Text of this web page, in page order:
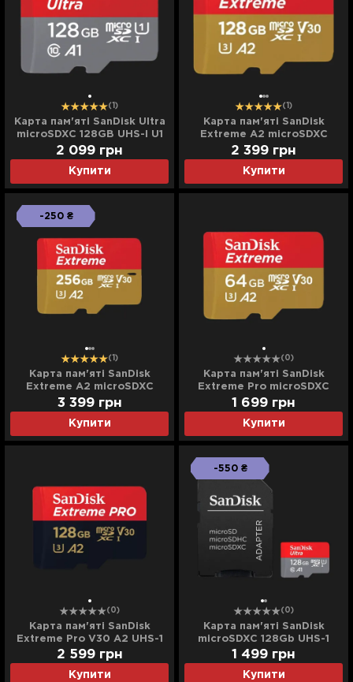
(1)
Карта пам'яті SanDisk Ultra
microSDXC 128GB UHS-I U1
+ SD Adapter
Купити
2 099 грн
(1)
Карта пам'яті SanDisk
Extreme A2 microSDXC
128Gb UHS-1 U3 V30 +
adapter SD
Купити
2 399 грн
-250 ₴
(1)
Карта пам'яті SanDisk
Extreme A2 microSDXC
256Gb UHS-1 U3 V30 +
Adapter SD
Купити
3 399 грн
(0)
Карта пам'яті SanDisk
Extreme Pro microSDXC
64GB UHS-I U3 + SD
Adapter
Купити
1 699 грн
(0)
Карта пам'яті SanDisk
Extreme Pro V30 A2 UHS-1
U3 microSDXC 128Gb with
Adapter
Купити
2 599 грн
-550 ₴
(0)
Карта пам'яті SanDisk
microSDXC 128Gb UHS-1
Ultra class 10 A1
Купити
1 499 грн